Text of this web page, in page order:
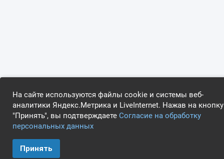
На сайте используются файлы cookie и системы веб-
аналитики Яндекс.Метрика и LiveInternet. Нажав на кнопку
"Принять", вы подтверждаете Согласие на обработку
персональных данных
Принять